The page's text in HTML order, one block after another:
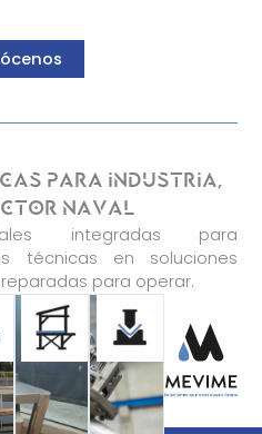
para industria,
naval
integradas para
técnicas en soluciones
para operar.